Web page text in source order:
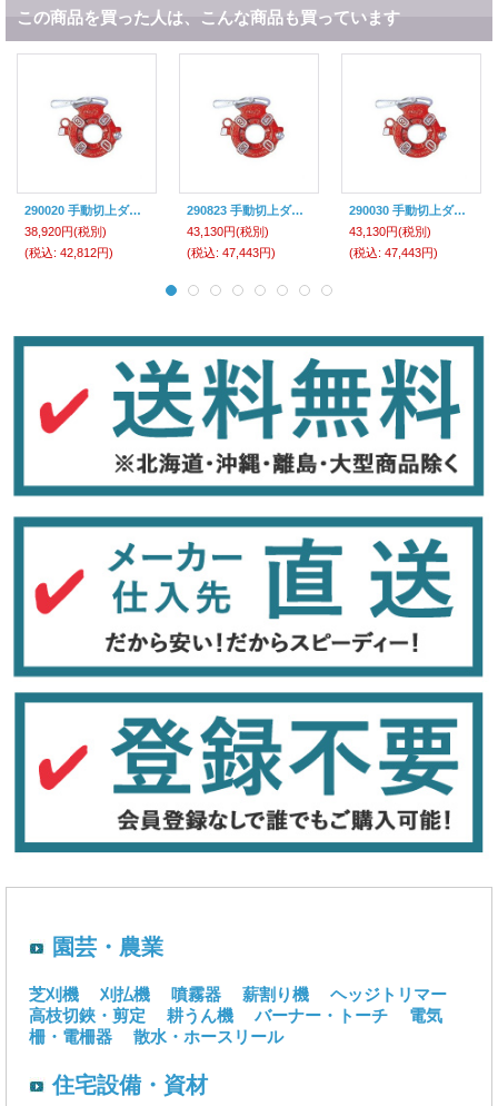
この商品を買った人は、こんな商品も買っています
290020 手動切上ダイヘッド レッキス工業
38,920円(税別)
(税込: 42,812円)
290823 手動切上ダイヘッド レッキス工業
43,130円(税別)
(税込: 47,443円)
290030 手動切上ダイヘッド レッキス工業
43,130円(税別)
(税込: 47,443円)
園芸・農業
芝刈機 刈払機 噴霧器 薪割り機
ヘッジトリマー
高枝切鋏・剪定
耕うん機 バーナー・トーチ
電気
柵・電柵器
散水・ホースリール
住宅設備・資材